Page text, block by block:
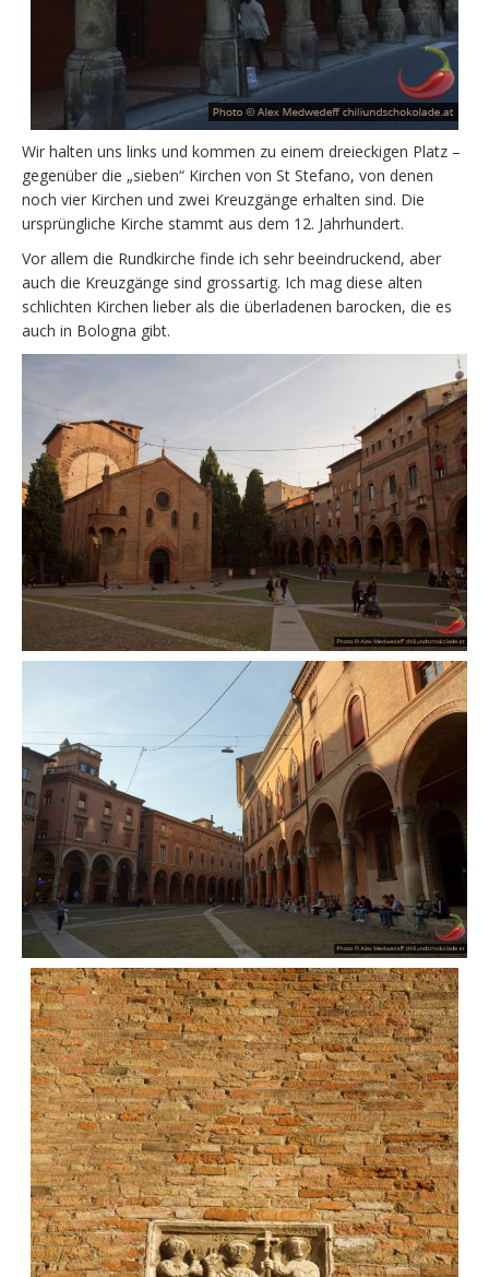
Wir halten uns links und kommen zu einem dreieckigen Platz –
gegenüber die „sieben“ Kirchen von St Stefano, von denen
noch vier Kirchen und zwei Kreuzgänge erhalten sind. Die
ursprüngliche Kirche stammt aus dem 12. Jahrhundert.
Vor allem die Rundkirche finde ich sehr beeindruckend, aber
auch die Kreuzgänge sind grossartig. Ich mag diese alten
schlichten Kirchen lieber als die überladenen barocken, die es
auch in Bologna gibt.